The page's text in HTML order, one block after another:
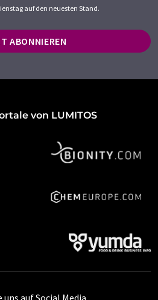
auf den neuesten Stand.
ABONNIEREN
von LUMITOS
uns auf Social Media